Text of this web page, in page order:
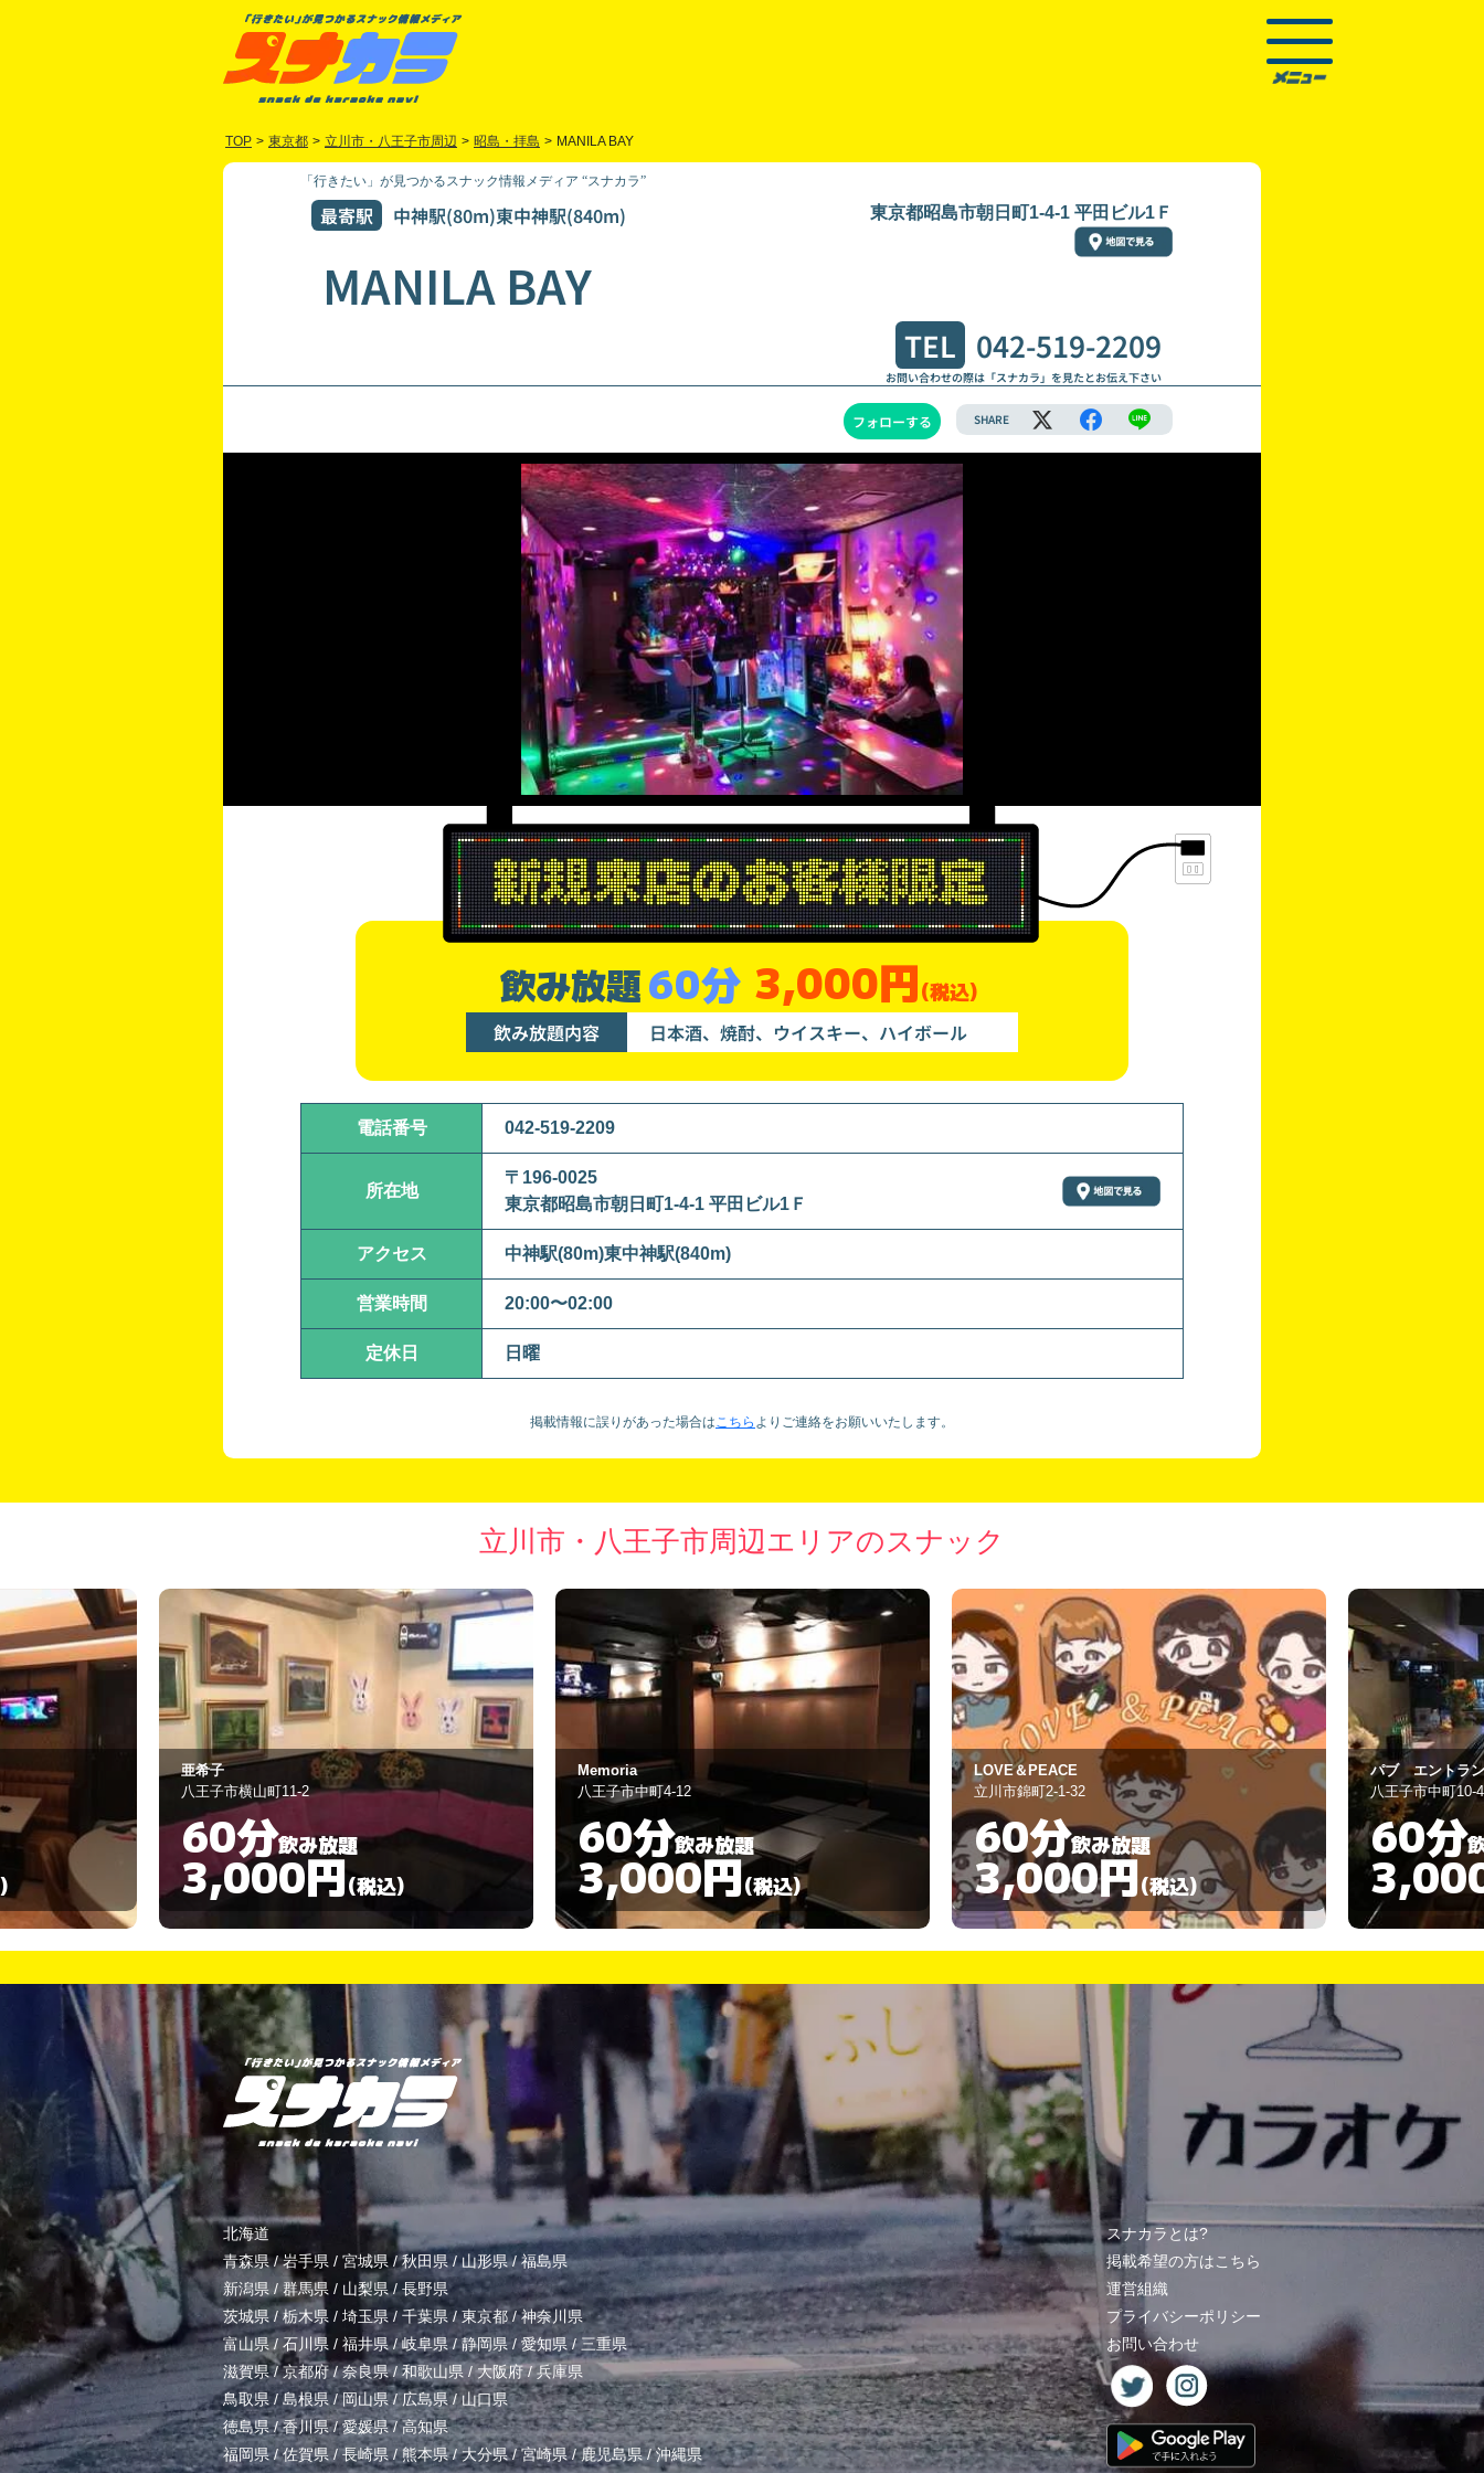
TOP > 東京都 > 立川市・八王子市周辺 > 昭島・拝島 > MANILA BAY
「行きたい」が見つかるスナック情報メディア “スナカラ”
最寄駅 中神駅(80m)東中神駅(840m) 東京都昭島市朝日町1-4-1 平田ビル1Ｆ
MANILA BAY
TEL 042-519-2209
お問い合わせの際は「スナカラ」を見たとお伝え下さい
フォローする SHARE
飲み放題60分 3,000円(税込)
飲み放題内容 日本酒、焼酎、ウイスキー、ハイボール
電話番号 042-519-2209
所在地
〒196-0025
東京都昭島市朝日町1-4-1 平田ビル1Ｆ
アクセス 中神駅(80m)東中神駅(840m)
営業時間 20:00〜02:00
定休日 日曜
掲載情報に誤りがあった場合はこちら より ご連絡をお願いいたします。
立川市・八王子市周辺エリアのスナック
Memoria
八王子市中町4-12
60分飲み放題
3,000円(税込)
LOVE＆PEACE
立川市錦町2-1-32
60分飲み放題
3,000円(税込)
パブ エントランス
八王子市中町10-4
60分飲み放題
3,000円(税込)
マリン
立川市錦町1-3-21
60分
北海道
青森県/岩手県 / 宮城県 /秋田県 /山形県/福島県
新潟県 / 群馬県 / 山梨県/長野県
茨城県 / 栃木県 / 埼玉県/ 千葉県 /東京都/神奈川県
富山県/ 石川県 / 福井県/岐阜県/静岡県/ 愛知県 / 三重県
滋賀県/京都府/奈良県/和歌山県 /大阪府/兵庫県
鳥取県/島根県/岡山県/広島県/山口県
徳島県/香川県/愛媛県/高知県
福岡県/佐賀県/長崎県 /熊本県/大分県/宮崎県/鹿児島県/沖縄県
スナカラとは?
掲載希望の方はこちら
運営組織
プライバシーポリシー
お問い合わせ